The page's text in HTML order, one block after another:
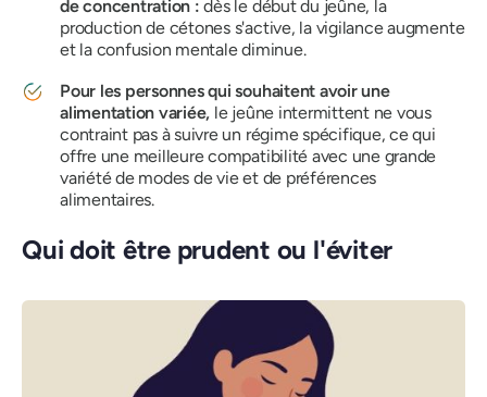
de concentration : dès le début du jeûne, la
production de cétones s'active, la vigilance augmente
et la confusion mentale diminue.
Pour les personnes qui souhaitent avoir une
alimentation variée, le jeûne intermittent ne vous
contraint pas à suivre un régime spécifique, ce qui
offre une meilleure compatibilité avec une grande
variété de modes de vie et de préférences
alimentaires.
Qui doit être prudent ou l'éviter